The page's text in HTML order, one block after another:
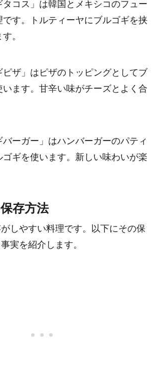
タコス」は韓国とメキシコのフュー
です。トルティーヤにブルゴギを挟
。
ピザ」はピザのトッピングとしてブ
います。甘辛い味がチーズとよく合
バーガー」はハンバーガーのパティ
ゴギを使います。新しい味わいが楽
存方法
しやすい料理です。以下にその保
実を紹介します。